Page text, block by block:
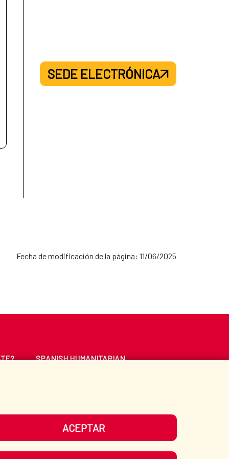
SEDE ELECTRÓNICA
Fecha de modificación de la página: 11/06/2025
ACEPTAR
SPANISH HUMANITARIAN
SOCIAL MEDIA